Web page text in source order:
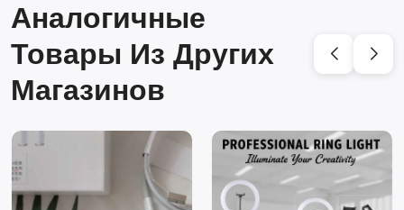
Аналогичные
Товары Из Других
Магазинов